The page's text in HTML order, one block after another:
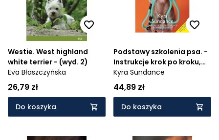
Westie. West highland
white terrier - (wyd. 2)
Eva Błaszczyńska
26,79 zł
Do koszyka
Podstawy szkolenia psa. -
Instrukcje krok po kroku,
jak wychować
szczęśliwego, dobrze
ułożonego psa
Kyra Sundance
44,89 zł
Do koszyka